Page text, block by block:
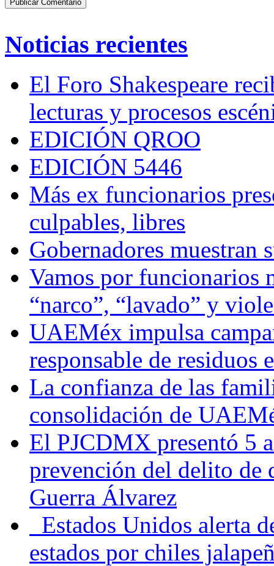
Noticias recientes
El Foro Shakespeare
lecturas y procesos
EDICIÓN QROO
EDICIÓN 5446
Más ex funcionarios
culpables, libres
Gobernadores muestran
Vamos por funcionarios
“narco”, “lavado” y
UAEMéx impulsa
responsable de residuos
La confianza de las
consolidación de
El PJCDMX presentó 5
prevención del delito de
Guerra Álvarez
Estados Unidos alerta
estados por chiles